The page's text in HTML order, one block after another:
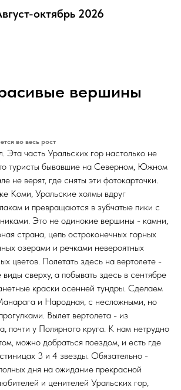
октябрь 2026
вершины
во весь рост
Эта часть Уральских гор настолько не
туристы бывавшие на Северном, Южном
не верят, где сняты эти фотокарточки.
Коми, Уральские холмы вдруг
и превращаются в зубчатые пики с
Это не одинокие вершины - камни,
страна, цепь остроконечных горных
озерами и речками невероятных
цветов. Полетать здесь на вертолете -
сверху, а побывать здесь в сентябре
краски осенней тундры. Сделаем
и Народная, с несложными, но
Вылет вертолета - из
почти у Полярного круга. К нам нетрудно
можно добраться поездом, и есть где
3 и 4 звезды. Обязательно -
дня на ожидание прекрасной
и ценителей Уральских гор,